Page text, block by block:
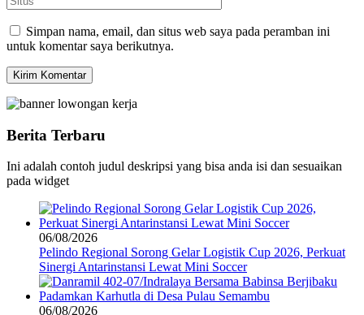
Simpan nama, email, dan situs web saya pada peramban ini
untuk komentar saya berikutnya.
Berita Terbaru
Ini adalah contoh judul deskripsi yang bisa anda isi dan sesuaikan
pada widget
06/08/2026
Pelindo Regional Sorong Gelar Logistik Cup 2026, Perkuat
Sinergi Antarinstansi Lewat Mini Soccer
06/08/2026